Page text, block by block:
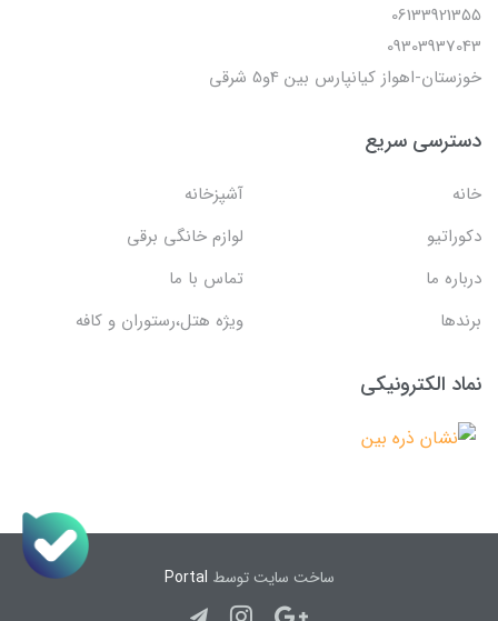
06133921355
09303937043
خوزستان-اهواز کیانپارس بین 4و5 شرقی
دسترسی سریع
خانه
آشپزخانه
دکوراتیو
لوازم خانگی برقی
درباره ما
تماس با ما
برندها
ویژه هتل،رستوران و کافه
نماد الکترونیکی
ساخت سایت توسط Portal